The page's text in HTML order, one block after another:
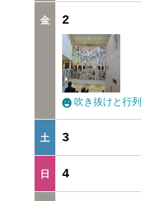
2
吹き抜けと行列
3
4